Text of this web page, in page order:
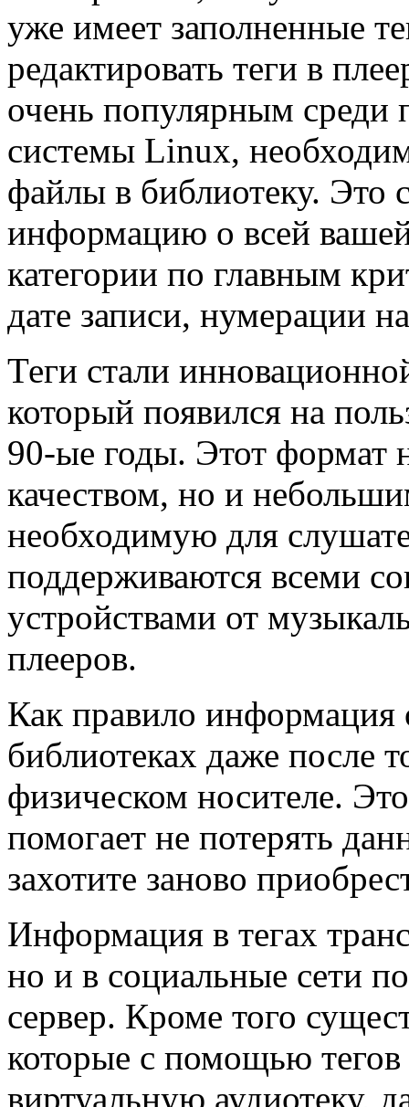
уже имеет заполненные
редактировать теги в
очень популярным среди
системы Linux,
файлы в библиотеку. Это
информацию о всей
категории по главным
дате записи, нумерации
Теги стали
который появился на
90-ые годы. Этот формат
качеством, но и
необходимую для
поддерживаются всеми
устройствами от
плееров.
Как правило информация
библиотеках даже после
физическом носителе.
помогает не потерять
захотите заново
Информация в тегах
но и в социальные сети
сервер. Кроме того
которые с помощью
виртуальную аудиотеку,